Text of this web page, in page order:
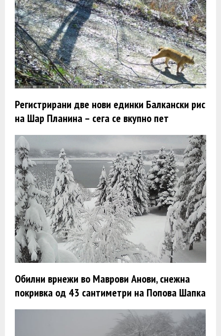
Регистрирани две нови единки Балкански рис
на Шар Планина – сега се вкупно пет
Обилни врнежи во Маврови Анови, снежна
покривка од 43 сантиметри на Попова Шапка